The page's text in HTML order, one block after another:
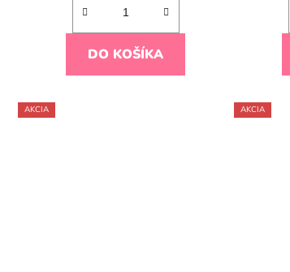
DO KOŠÍKA
AKCIA AKCIA